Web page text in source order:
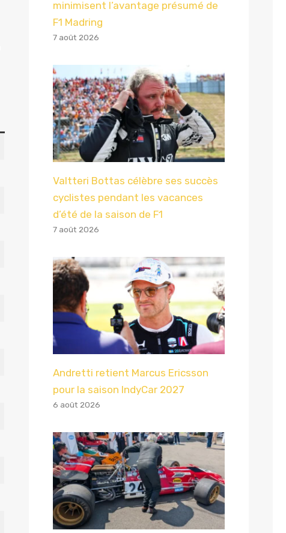
minimisent l’avantage présumé de
F1 Madring
7 août 2026
Valtteri Bottas célèbre ses succès
cyclistes pendant les vacances
d’été de la saison de F1
7 août 2026
Andretti retient Marcus Ericsson
pour la saison IndyCar 2027
6 août 2026